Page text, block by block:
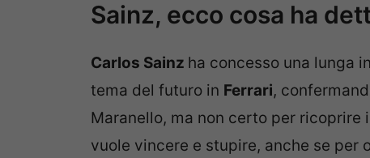
Sainz, ecco cosa ha
Carlos Sainz ha concesso una lunga
tema del futuro in Ferrari,
Maranello, ma non certo per
vuole vincere e stupire, anche se